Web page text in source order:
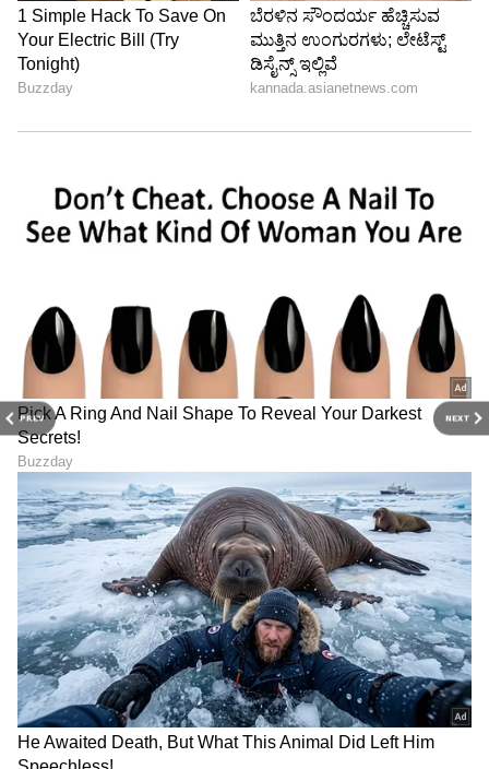
PREV NEXT